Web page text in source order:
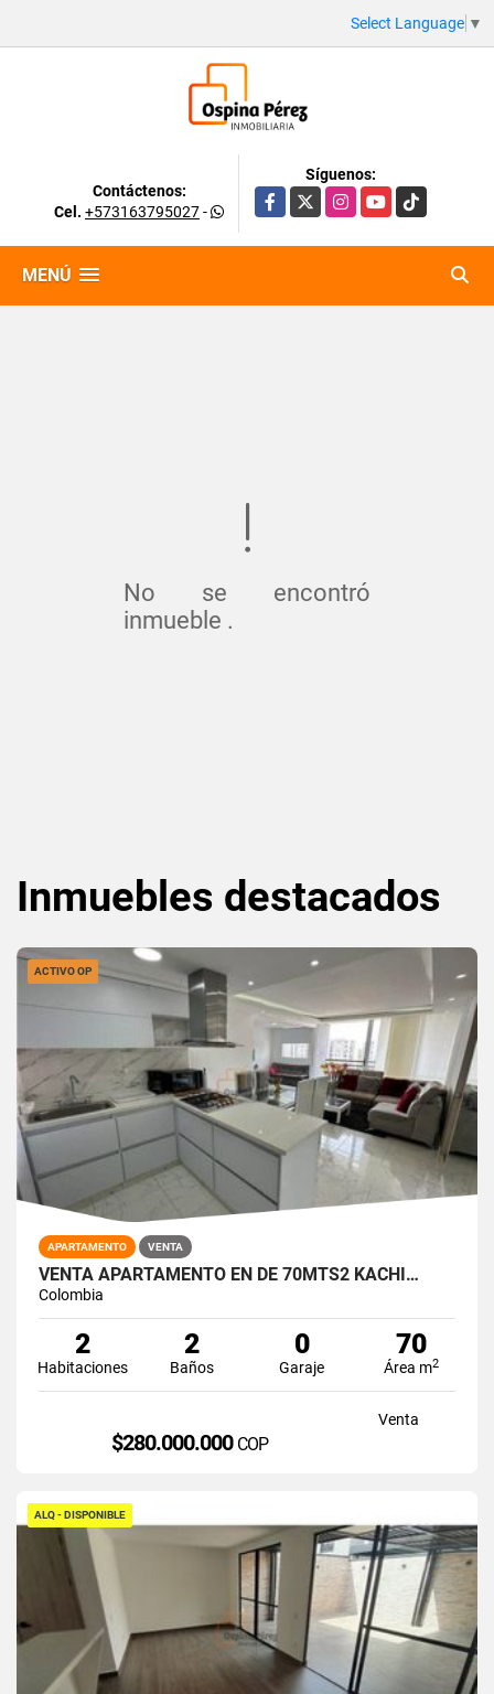
Select Language ▼
Contáctenos:
Cel. +573163795027-
Síguenos:
Facebook
X InstagramYouTubeTikTok
MENÚ
No se encontró
inmueble .
Inmuebles destacados
ACTIVO OP
APARTAMENTO VENTA
VENTA APARTAMENTO EN DE 70MTS2 KACHI…
Colombia
2
Habitaciones
2
Baños
0
Garaje
70
Área m2
Venta
$280.000.000 COP
ALQ - DISPONIBLE